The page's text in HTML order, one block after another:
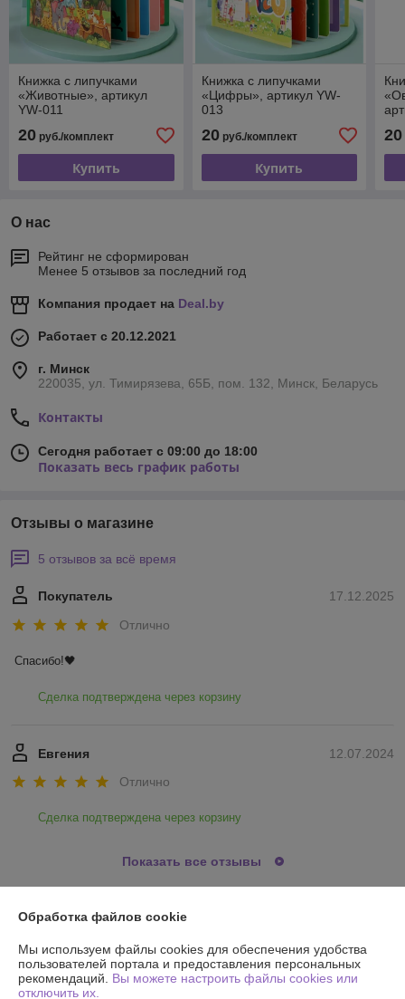
Книжка с липучками
«Животные», артикул
YW-011
20 руб./комплект
Купить
Книжка с липучками
«Цифры», артикул YW-
013
20руб./комплект
Купить
20
О нас
Рейтинг не сформирован
Менее 5 отзывов за последний год
Компания продает на Deal.by
Работает с 20.12.2021
г. Минск
220035, ул. Тимирязева, 65Б, пом. 132, Минск, Беларусь
Контакты
Сегодня работает с 09:00 до 18:00
Показать весь график работы
Отзывы о магазине
5 отзывов за всё время
17.12.2025
Покупатель
Отлично
Спасибо!🖤
Сделка подтверждена через корзину
12.07.2024
Евгения
Отлично
Сделка подтверждена через корзину
Показать все отзывы
О нас
Контакты
Обработка файлов cookie
Мы используем файлы cookies для обеспечения удобства
пользователей портала и предоставления персональных
рекомендаций. Вы можете настроить файлы cookies или
отключить их.